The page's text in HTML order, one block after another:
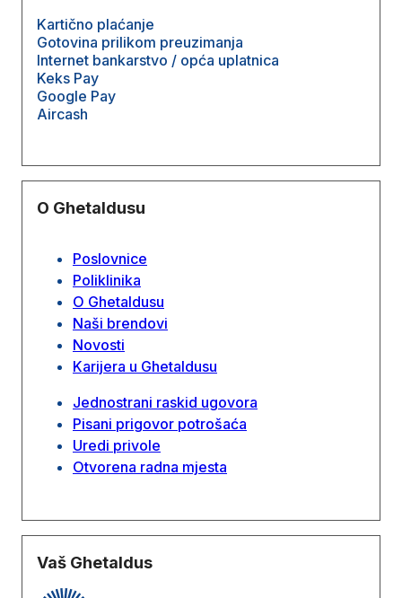
Kartično plaćanje
Gotovina prilikom preuzimanja
Internet bankarstvo / opća uplatnica
Keks Pay
Google Pay
Aircash
O Ghetaldusu
Poslovnice
Poliklinika
O Ghetaldusu
Naši brendovi
Novosti
Karijera u Ghetaldusu
Jednostrani raskid ugovora
Pisani prigovor potrošaća
Uredi privole
Otvorena radna mjesta
Vaš Ghetaldus